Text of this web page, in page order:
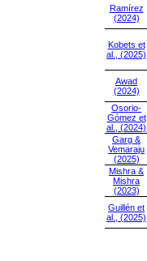
Ramírez
(2024)
Kobets et
al., (2025)
Awad
(2024)
Osorio-
Gómez et
al., (2024)
Garg &
Vemaraju
(2025)
Mishra &
Mishra
(2023)
Guillén et
al., (2025)